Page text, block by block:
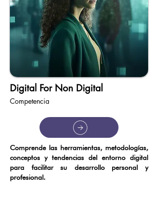
Digital For Non Digital
Competencia
Comprende las herramientas, metodologías,
conceptos y tendencias del entorno digital
para facilitar su desarrollo personal y
profesional.